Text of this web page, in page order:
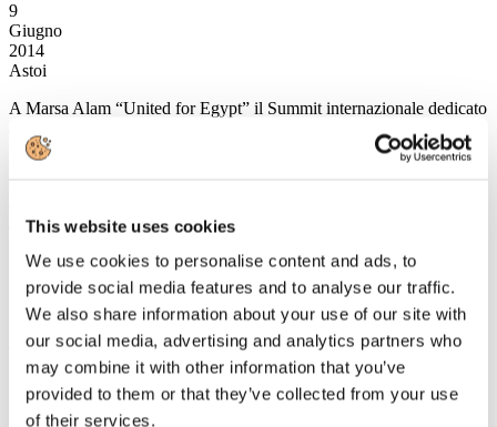
This website uses cookies
We use cookies to personalise content and ads, to
provide social media features and to analyse our traffic.
We also share information about your use of our site with
our social media, advertising and analytics partners who
may combine it with other information that you’ve
provided to them or that they’ve collected from your use
of their services.
9
Giugno
2014
Astoi
A Marsa Alam “United for Egypt” il Summit internazionale dedicato
Da domani sino al 12 giugno, presso l’Hotel Intercontinental di Port
dei Network Italiani), Ministero ed Ente del Turismo Egiziano,
Swan Tour, Turisanda e Veratour, in collaborazione con Blue
Panorama, Neos, Meridiana ed Egyptair.
La tre giorni egiziana è un’iniziativa senza precedenti poiché per la
prima volta riunisce tutti gli attori della filiera turistica legata alla
destinazione per mettere in risalto i tratti di unicità che rendono
l’Egitto la meta extra-europea preferita dagli italiani e per fare un
focus sullo scenario geopolitico attuale. Oltre ai rappresentanti delle
istituzioni, dei tour operator, dei network e dei vettori, all’evento